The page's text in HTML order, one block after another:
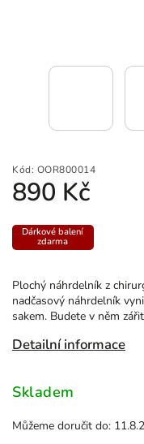
Kód: OOR800014
890 Kč
Plochý náhrdelník z
nadčasový náhrdelník
sakem. Budete v něm
Detailní informace
Dárkové balení
zdarma
Skladem
Můžeme doručit do: